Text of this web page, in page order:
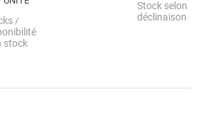
/
stock
Stock selon
déclinaison